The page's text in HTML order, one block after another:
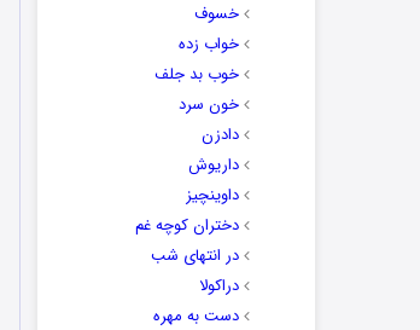
خسوف
خواب زده
خوب بد جلف
خون سرد
دادزن
داریوش
داوینچیز
دختران کوچه غم
در انتهای شب
دراکولا
دست به مهره